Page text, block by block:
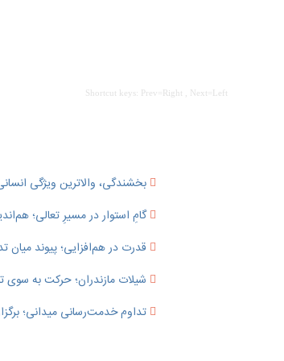
Shortcut keys: Prev=Right , Next=Left
بخشندگی، والاترین ویژگی
گامِ استوار در مسیرِ تعالی؛
قدرت در هم‌افزایی؛ پیوند
شیلات مازندران؛ حرکت به سوی
تداوم خدمت‌رسانی میدانی؛